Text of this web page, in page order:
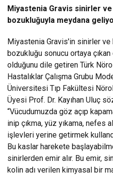
Miyastenia Gravis sinirler
bozukluğuyla meydana
Miyastenia Gravis'in sinirler
bozukluğu sonucu ortaya
olduğunu dile getiren Türk
Hastalıklar Çalışma Grubu
Üniversitesi Tıp Fakültesi
Üyesi Prof. Dr. Kayıhan Uluç
“Vücudumuzda göz açıp
inip çıkma, yüz yıkama, nefes
işlevleri yerine getirmek
Bu kaslar harekete
sinirlerden emir alır. Bu emir,
kolin adı verilen kimyasal bir